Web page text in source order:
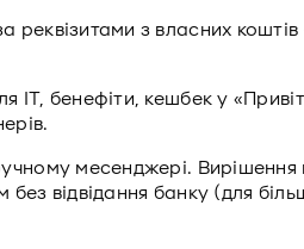
реквізитами з власних коштів
ІТ, бенефіти, кешбек у
месенджері. Вирішення
відвідання банку (для